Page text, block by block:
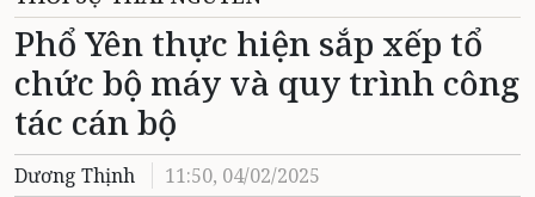
Phổ Yên thực hiện sắp xếp tổ
chức bộ máy và quy trình công
tác cán bộ
Dương Thịnh 11:50, 04/02/2025